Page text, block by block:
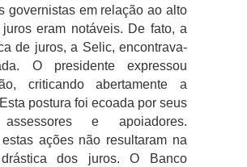
governistas em relação ao alto
eram notáveis. De fato, a
de juros, a Selic, encontrava-
O presidente expressou
criticando abertamente a
postura foi ecoada por seus
assessores e apoiadores.
ações não resultaram na
dos juros. O Banco